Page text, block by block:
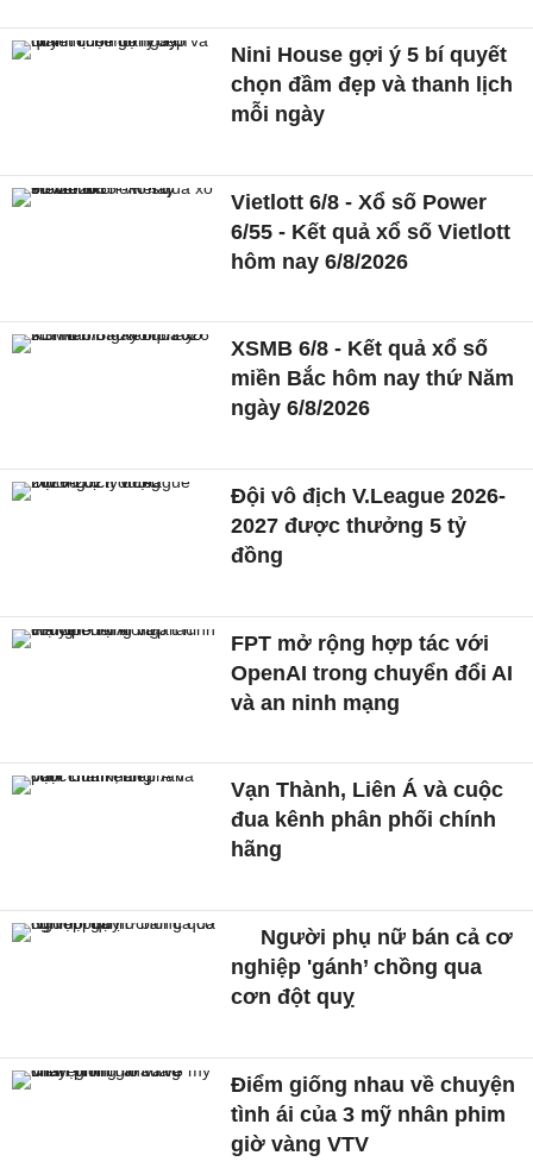
Nini House gợi ý 5 bí quyết
chọn đầm đẹp và thanh lịch
mỗi ngày
Vietlott 6/8 - Xổ số Power
6/55 - Kết quả xổ số Vietlott
hôm nay 6/8/2026
XSMB 6/8 - Kết quả xổ số
miền Bắc hôm nay thứ Năm
ngày 6/8/2026
Đội vô địch V.League 2026-
2027 được thưởng 5 tỷ
đồng
FPT mở rộng hợp tác với
OpenAI trong chuyển đổi AI
và an ninh mạng
Vạn Thành, Liên Á và cuộc
đua kênh phân phối chính
hãng
Người phụ nữ bán cả cơ
nghiệp 'gánh’ chồng qua
cơn đột quỵ
Điểm giống nhau về chuyện
tình ái của 3 mỹ nhân phim
giờ vàng VTV